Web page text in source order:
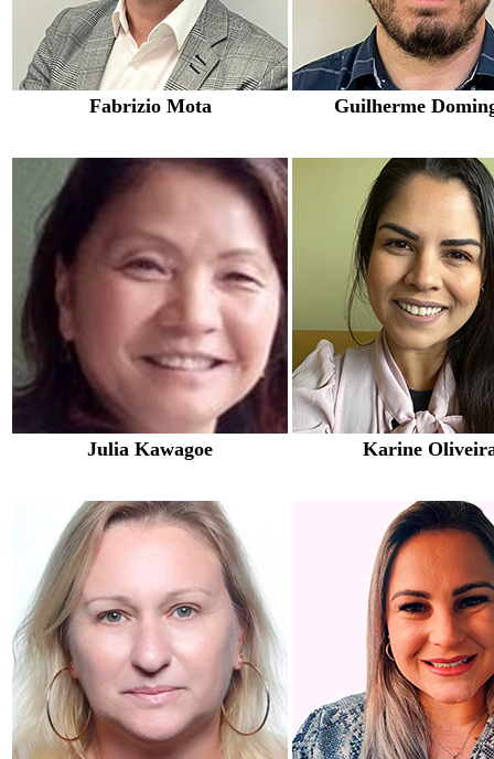
Fabrizio Mota Guilherme
Julia Kawagoe Karine